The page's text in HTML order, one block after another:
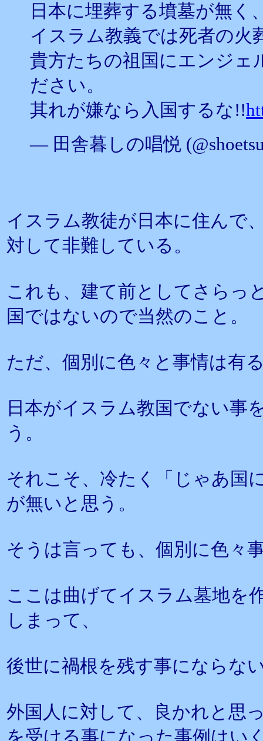
日本に埋葬する墳墓が無く
イスラム教義では死者の
貴方たちの祖国にエンジェ
ださい。
其れが嫌なら入国するな!!
— 田舎暮しの唱悦
イスラム教徒が日本に住んで
対して非難している。
これも、建て前としてさらっ
国ではないので当然のこと。
ただ、個別に色々と事情は有
日本がイスラム教国でない事
う。
それこそ、冷たく「じゃあ国
が無いと思う。
そうは言っても、個別に色々
ここは曲げてイスラム墓地を
しまって、
後世に禍根を残す事にならな
外国人に対して、良かれと思
を受ける事になった事例はい